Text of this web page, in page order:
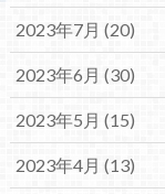
2023年7月 (20)
2023年6月 (30)
2023年5月 (15)
2023年4月 (13)